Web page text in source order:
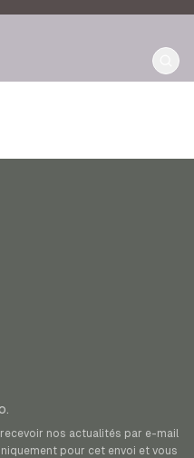
nos actualités par e-mail
pour cet envoi et vous